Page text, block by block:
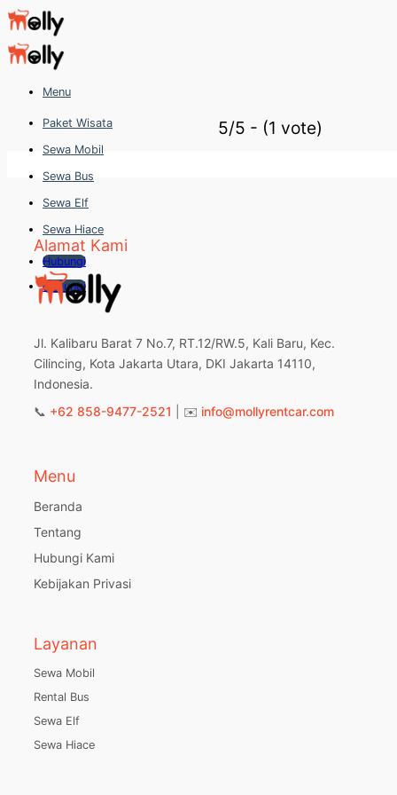
Skip
to
content
Menu
Paket Wisata
Sewa Mobil
Sewa Bus
Sewa Elf
Sewa Hiace
Hubungi
Hubungi
5/5 - (1 vote)
Alamat Kami
Jl. Kalibaru Barat 7 No.7, RT.12/RW.5, Kali Baru, Kec.
Cilincing, Kota Jakarta Utara, DKI Jakarta 14110,
Indonesia.
📞 +62 858-9477-2521 | ✉️ info@mollyrentcar.com
Menu
Beranda
Tentang
Hubungi Kami
Kebijakan Privasi
Layanan
Sewa Mobil
Rental Bus
Sewa Elf
Sewa Hiace